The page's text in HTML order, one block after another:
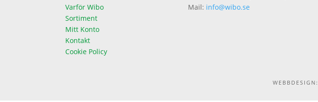
Varför Wibo
Sortiment
Mitt Konto
Kontakt
Cookie Policy
Mail: info@wibo.se
WEBBDESIGN: